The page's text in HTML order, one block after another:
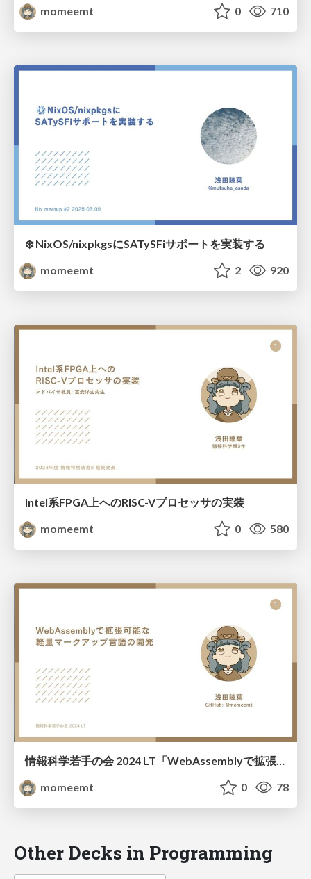
momeemt 0 710
❄️ NixOS/nixpkgsにSATySFiサポートを実装する
momeemt
2 920
Intel系FPGA上へのRISC-Vプロセッサの実装
momeemt
0 580
情報科学若手の会 2024 LT「WebAssemblyで拡張可能な軽量マークアップ言語の開発」
momeemt
0 78
Other Decks in Programming